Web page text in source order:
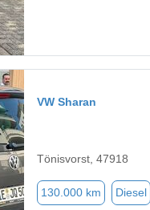
VW Sharan
Tönisvorst, 47918
130.000 km Diesel